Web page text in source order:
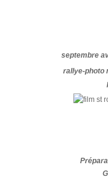
septembre
rallye-photo